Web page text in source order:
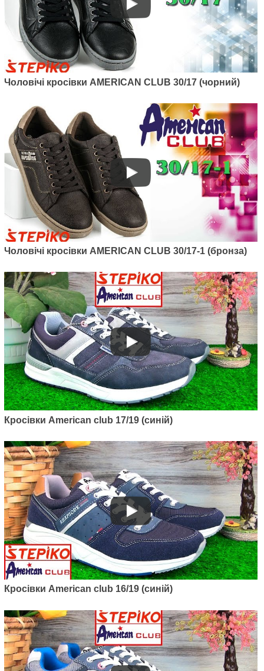
Чоловічі кросівки American club
122/20 (синій)
745грн.
Артикул: 99/19
Чоловічі кросівки American club
99/19
895 грн.
Артикул: 101/19-1
Чоловічі кросівки American club
895грн.
Чоловічі кросівки American club
101/19
895грн.
Чоловічі кросівки AMERICAN CLUB 30/17 (чорний)
Чоловічі кросівки AMERICAN CLUB 30/17-1 (бронза)
Кросівки American club 17/19 (синій)
Кросівки American club 16/19 (синій)